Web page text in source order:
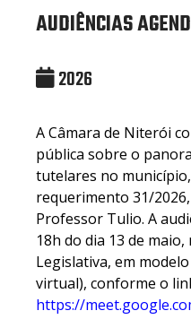
AUDIÊNCIAS
2026
A Câmara de Niterói
pública sobre o
tutelares no
requerimento 31/
Professor Tulio. A
18h do dia 13 de
Legislativa, em
virtual), conforme o
https://